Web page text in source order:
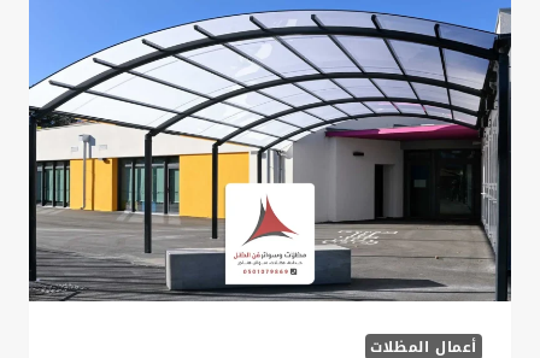
0535879621
،
تصميم
مظلات
ملاعب
في
الخبر
أعمال المظلات